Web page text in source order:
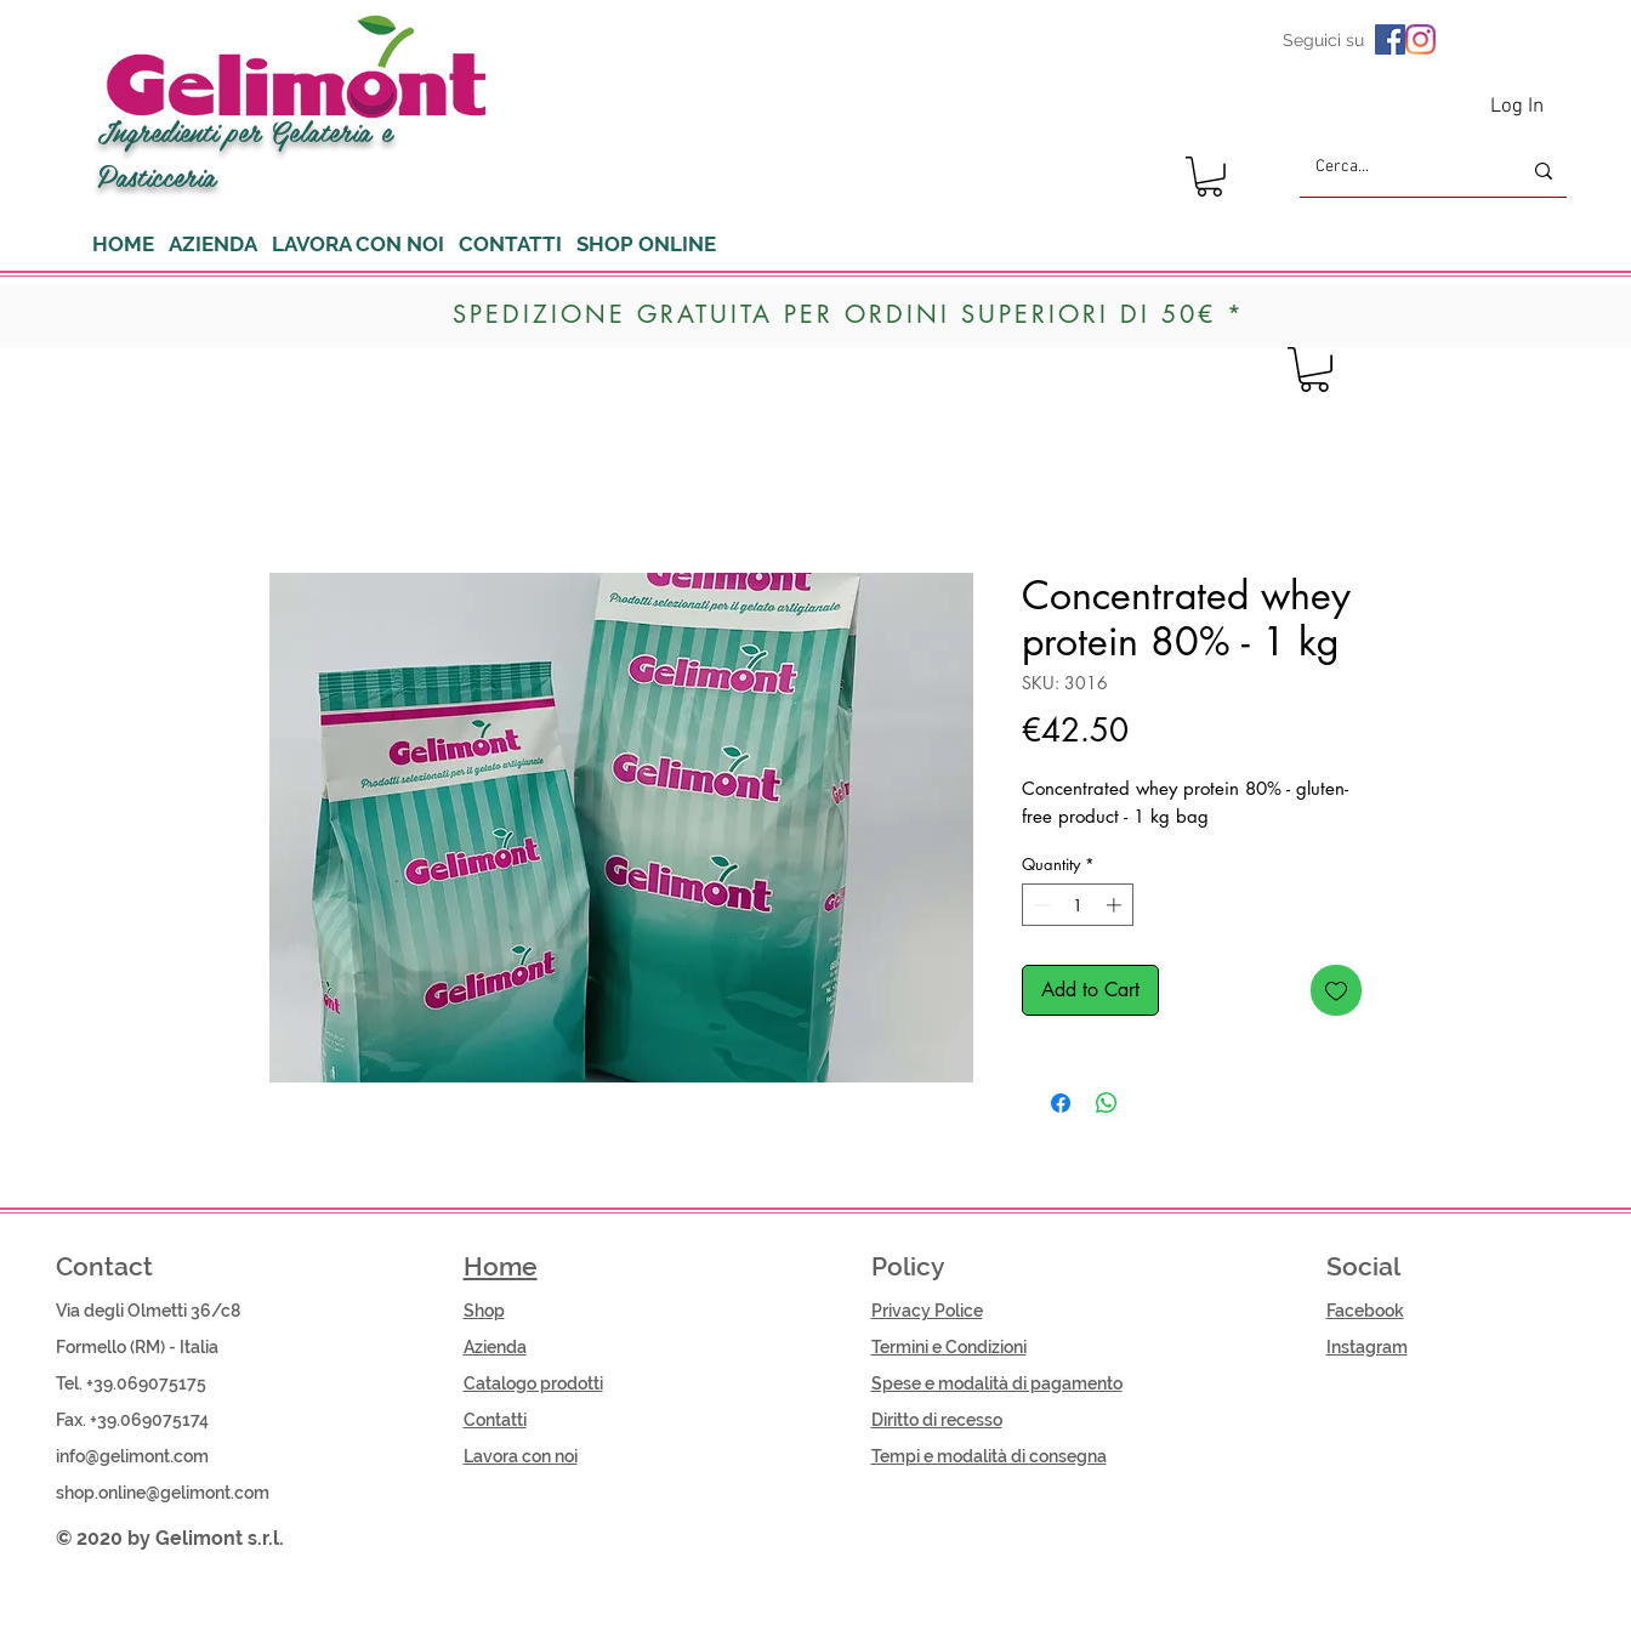
Ingredienti per Gelateria e
Pasticceria
Seguici su
Log In
HOME AZIENDA LAVORA CON NOI CONTATTI SHOP ONLINE
SPEDIZIONE GRATUITA PER ORDINI SUPERIORI DI 50€ *
Concentrated whey
protein 80% - 1 kg
SKU: 3016
€42.50
Concentrated whey protein 80% - gluten-
free product - 1 kg bag
Quantity *
Add to Cart
Contact
Via degli Olmetti 36/c8
Formello (RM) - Italia
Tel. +39.069075175
Fax. +39.069075174
info@gelimont.com
shop.online@gelimont.com
© 2020 by Gelimont s.r.l.
Home
Shop​
Azienda
Catalogo prodotti
Contatti
Lavora con noi
Policy
Privacy Police
Termini e Condizioni
Spese e modalità di pagamento
Diritto di recesso
Tempi e modalità di consegna
Social
Facebook
Instagram